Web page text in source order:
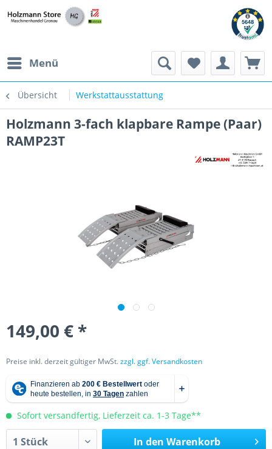
Menü
Übersicht Werkstattausstattung
Holzmann 3-fach klapbare Rampe (Paar)
RAMP23T
149,00 € *
Preise inkl. derzeit gültiger MwSt.zzgl. ggf. Versandkosten
Sofort versandfertig, Lieferzeit ca. 1-3 Tage**
In den Warenkorb